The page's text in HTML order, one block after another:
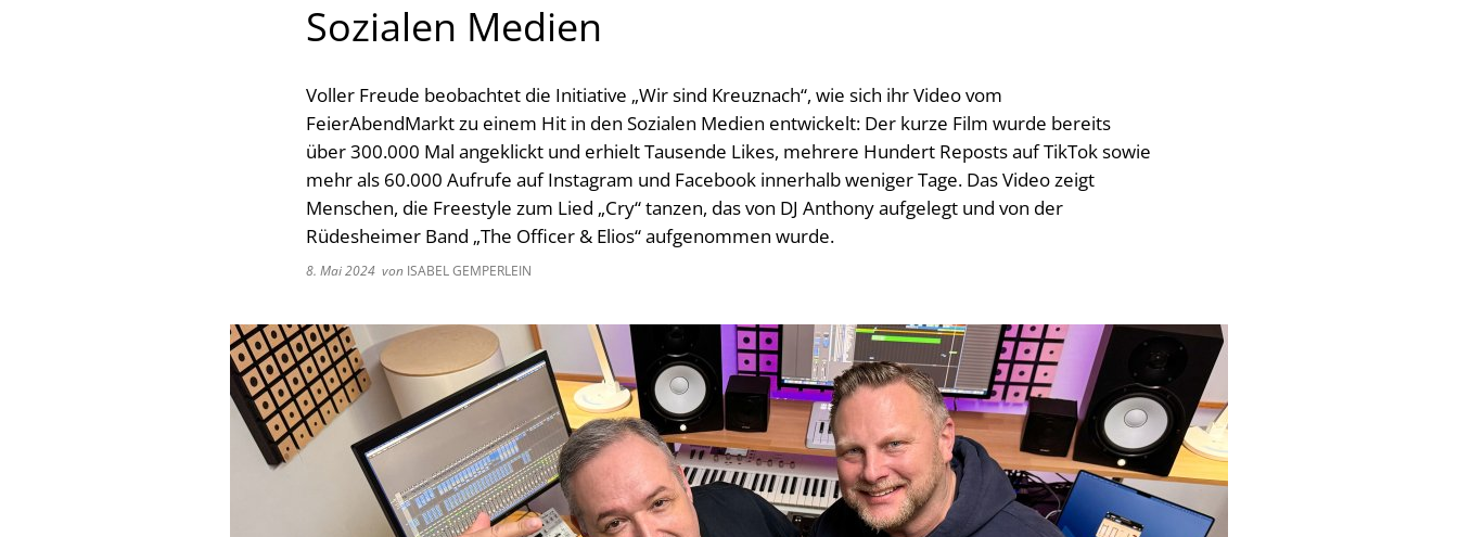
Sozialen Medien
Voller Freude beobachtet die Initiative „Wir sind Kreuznach“, wie sich ihr Video vom
FeierAbendMarkt zu einem Hit in den Sozialen Medien entwickelt: Der kurze Film wurde bereits
über 300.000 Mal angeklickt und erhielt Tausende Likes, mehrere Hundert Reposts auf TikTok sowie
mehr als 60.000 Aufrufe auf Instagram und Facebook innerhalb weniger Tage. Das Video zeigt
Menschen, die Freestyle zum Lied „Cry“ tanzen, das von DJ Anthony aufgelegt und von der
Rüdesheimer Band „The Officer & Elios“ aufgenommen wurde.
8. Mai 2024 von ISABEL GEMPERLEIN